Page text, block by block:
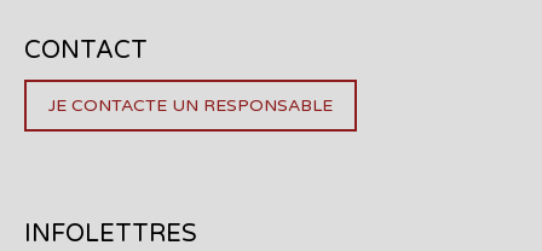
CONTACT
JE CONTACTE UN RESPONSABLE
INFOLETTRES